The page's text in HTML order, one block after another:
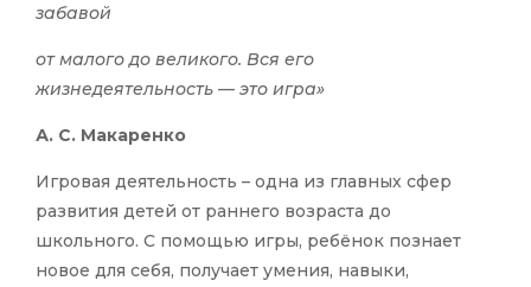
забавой
от малого до великого. Вся его
жизнедеятельность — это игра»
А. С. Макаренко
Игровая деятельность – одна из главных сфер
развития детей от раннего возраста до
школьного. С помощью игры, ребёнок познает
новое для себя, получает умения, навыки,